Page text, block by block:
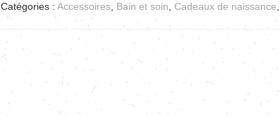
Catégories : Accessoires, Bain et soin, Cadeaux de naissance,